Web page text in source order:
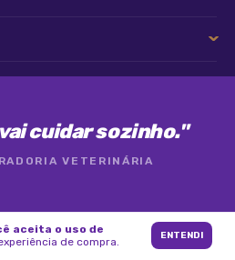
aceita o uso de
de compra. ENTENDI
cuidar sozinho."
VETERINÁRIA
com ♥ para pets e tutores